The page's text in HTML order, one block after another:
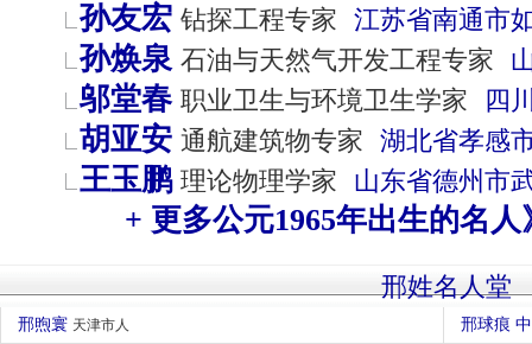
孙友宏 钻探工程专家 江苏省南通市
孙焕泉 石油与天然气开发工程专家
邬堂春 职业卫生与环境卫生学家 四
胡亚安 通航建筑物专家 湖北省孝感
王玉鹏 理论物理学家 山东省德州市
+ 更多公元1965年出生的名人
邢姓名人堂
邢煦寰 天津市人 邢球痕